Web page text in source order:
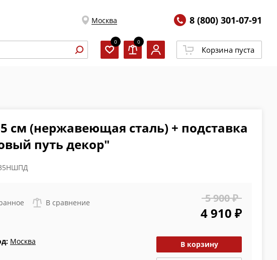
Москва 8 (800) 301-07-91
0 0
Корзина пуста
см (нержавеющая сталь) + подставка
путь декор"
В сравнение 5 900 ₽
4 910 ₽
Москва В корзину